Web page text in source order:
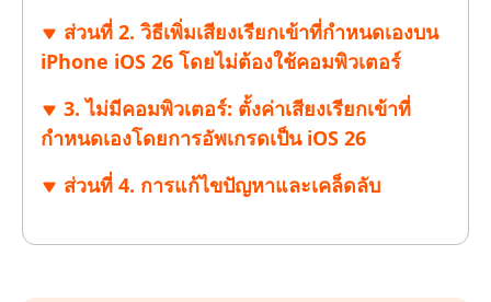
ส่วนที่ 2. วิธีเพิ่มเสียงเรียกเข้าที่กำหนดเองบน
iPhone iOS 26 โดยไม่ต้องใช้คอมพิวเตอร์
3. ไม่มีคอมพิวเตอร์: ตั้งค่าเสียงเรียกเข้าที่
กำหนดเองโดยการอัพเกรดเป็น iOS 26
ส่วนที่ 4. การแก้ไขปัญหาและเคล็ดลับ